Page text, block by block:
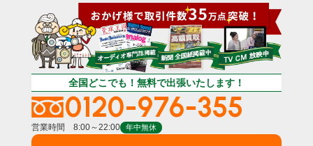
全国どこでも！無料で出張いたします！
0120-976-355
営業時間 8:00～22:00 年中無休